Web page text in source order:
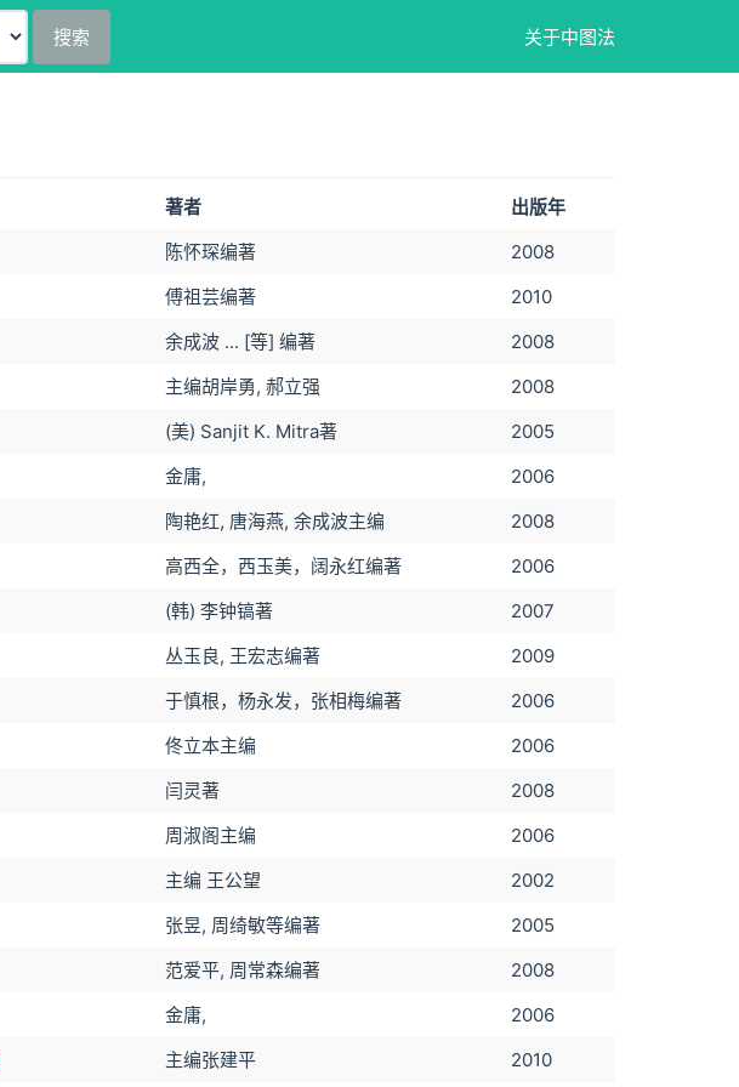
搜索 关于中图法
著者
出版年
陈怀琛编著
2008
傅祖芸编著
2010
余成波 ... [等] 编著
2008
主编胡岸勇, 郝立强
2008
(美) Sanjit K. Mitra著
2005
金庸,
2006
陶艳红, 唐海燕, 余成波主编
2008
高西全，西玉美，阔永红编著
2006
(韩) 李钟镐著
2007
丛玉良, 王宏志编著
2009
于慎根，杨永发，张相梅编著
2006
佟立本主编
2006
闫灵著
2008
周淑阁主编
2006
主编 王公望
2002
张昱, 周绮敏等编著
2005
范爱平, 周常森编著
2008
金庸,
2006
主编张建平 2010